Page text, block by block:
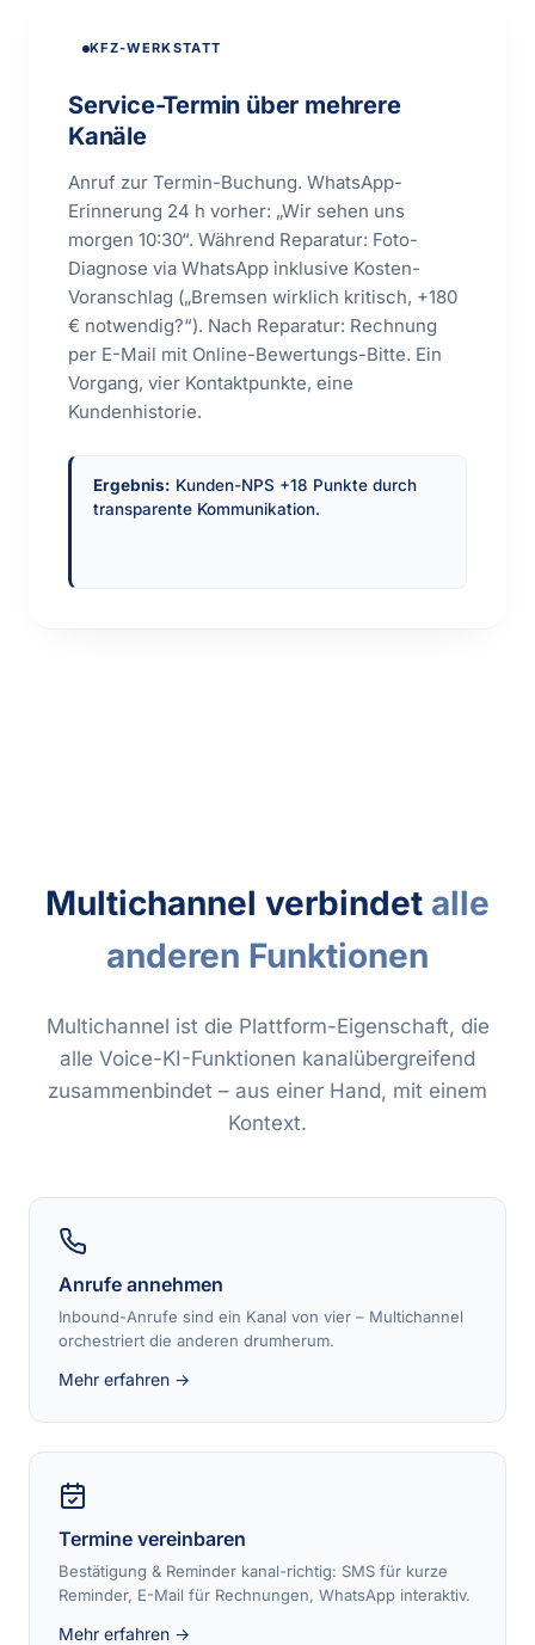
KFZ-WERKSTATT
Service-Termin über mehrere
Kanäle
Anruf zur Termin-Buchung. WhatsApp-
Erinnerung 24 h vorher: „Wir sehen uns
morgen 10:30“. Während Reparatur: Foto-
Diagnose via WhatsApp inklusive Kosten-
Voranschlag („Bremsen wirklich kritisch, +180
€ notwendig?“). Nach Reparatur: Rechnung
per E-Mail mit Online-Bewertungs-Bitte. Ein
Vorgang, vier Kontaktpunkte, eine
Kundenhistorie.
Ergebnis: Kunden-NPS +18 Punkte durch
transparente Kommunikation.
Multichannel verbindet alle
anderen Funktionen
Multichannel ist die Plattform-Eigenschaft, die
alle Voice-KI-Funktionen kanalübergreifend
zusammenbindet – aus einer Hand, mit einem
Kontext.
Anrufe annehmen
Inbound-Anrufe sind ein Kanal von vier – Multichannel
orchestriert die anderen drumherum.
Mehr erfahren →
Termine vereinbaren
Bestätigung & Reminder kanal-richtig: SMS für kurze
Reminder, E-Mail für Rechnungen, WhatsApp interaktiv.
Mehr erfahren →